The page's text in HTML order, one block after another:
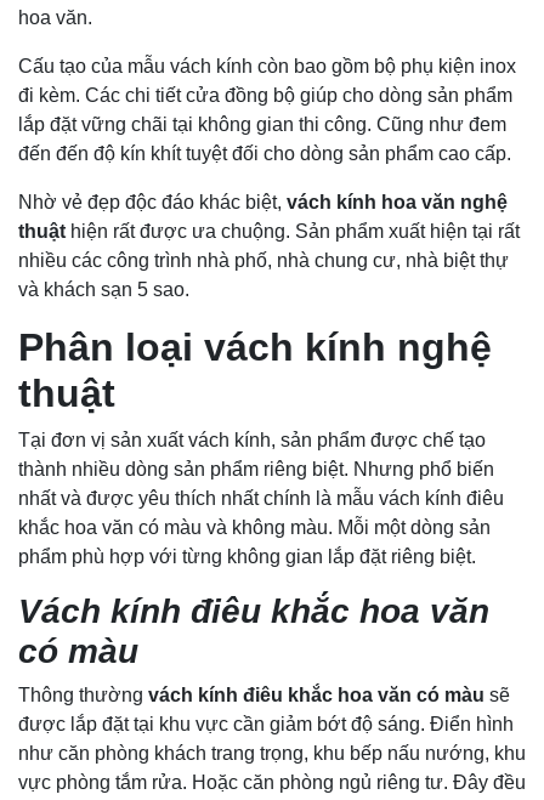
hoa văn.
Cấu tạo của mẫu vách kính còn bao gồm bộ phụ kiện inox
đi kèm. Các chi tiết cửa đồng bộ giúp cho dòng sản phẩm
lắp đặt vững chãi tại không gian thi công. Cũng như đem
đến đến độ kín khít tuyệt đối cho dòng sản phẩm cao cấp.
Nhờ vẻ đẹp độc đáo khác biệt, vách kính hoa văn nghệ
thuật hiện rất được ưa chuộng. Sản phẩm xuất hiện tại rất
nhiều các công trình nhà phố, nhà chung cư, nhà biệt thự
và khách sạn 5 sao.
Phân loại vách kính nghệ
thuật
Tại đơn vị sản xuất vách kính, sản phẩm được chế tạo
thành nhiều dòng sản phẩm riêng biệt. Nhưng phổ biến
nhất và được yêu thích nhất chính là mẫu vách kính điêu
khắc hoa văn có màu và không màu. Mỗi một dòng sản
phẩm phù hợp với từng không gian lắp đặt riêng biệt.
Vách kính điêu khắc hoa văn
có màu
Thông thường vách kính điêu khắc hoa văn có màu sẽ
được lắp đặt tại khu vực cần giảm bớt độ sáng. Điển hình
như căn phòng khách trang trọng, khu bếp nấu nướng, khu
vực phòng tắm rửa. Hoặc căn phòng ngủ riêng tư. Đây đều